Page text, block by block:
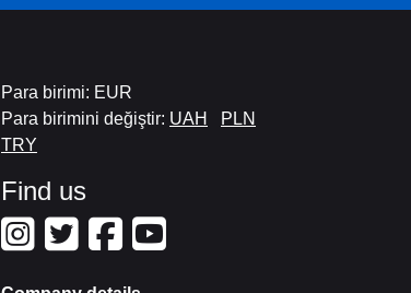
Para birimi: EUR
Para birimini değiştir: UAH
PLN
TRY
Find us